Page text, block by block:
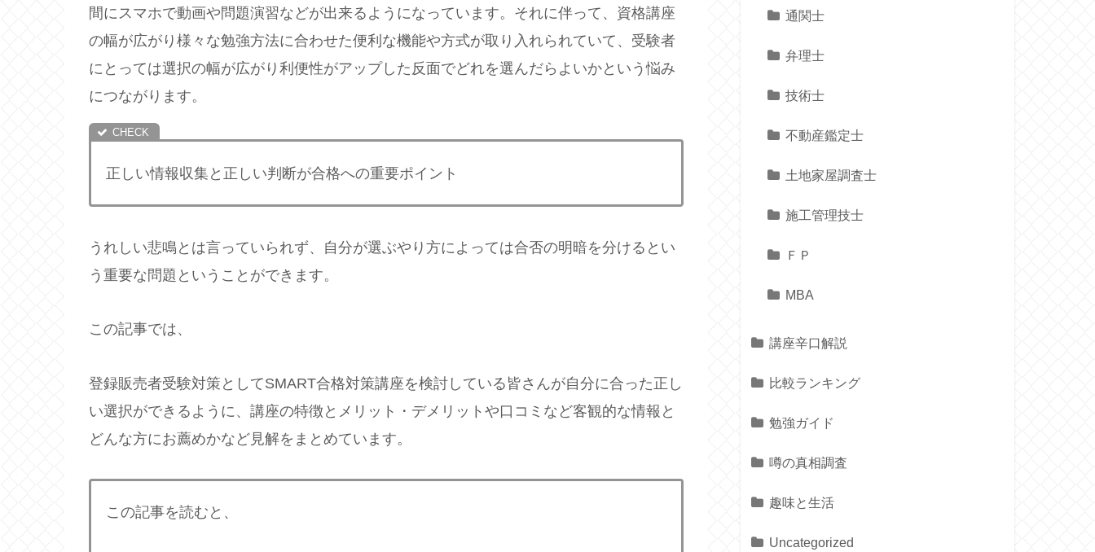
間にスマホで動画や問題演習などが出来るようになっています。それに伴って、資格講座
の幅が広がり様々な勉強方法に合わせた便利な機能や方式が取り入れられていて、受験者
にとっては選択の幅が広がり利便性がアップした反面でどれを選んだらよいかという悩み
につながります。
正しい情報収集と正しい判断が合格への重要ポイント
うれしい悲鳴とは言っていられず、自分が選ぶやり方によっては合否の明暗を分けるとい
う重要な問題ということができます。
この記事では、
登録販売者受験対策としてSMART合格対策講座を検討している皆さんが自分に合った正し
い選択ができるように、講座の特徴とメリット・デメリットや口コミなど客観的な情報と
どんな方にお薦めかなど見解をまとめています。
この記事を読むと、
通関士
弁理士
技術士
不動産鑑定士
土地家屋調査士
施工管理技士
ＦＰ
MBA
講座辛口解説
比較ランキング
勉強ガイド
噂の真相調査
趣味と生活
Uncategorized